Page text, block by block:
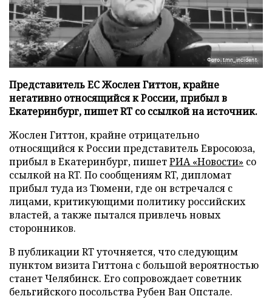
Фото: tmn_incident
Представитель ЕС Жослен Гиттон, крайне
негативно относящийся к России, прибыл в
Екатеринбург, пишет RT со ссылкой на источник.
Жослен Гиттон, крайне отрицательно
относящийся к России представитель Евросоюза,
прибыл в Екатеринбург, пишетРИА «Новости» со
ссылкой на RT. По сообщениям RT, дипломат
прибыл туда из Тюмени, где он встречался с
лицами, критикующими политику российских
властей, а также пытался привлечь новых
сторонников.
В публикации RT уточняется, что следующим
пунктом визита Гиттона с большой вероятностью
станет Челябинск. Его сопровождает советник
бельгийского посольства Рубен Ван Опстале.